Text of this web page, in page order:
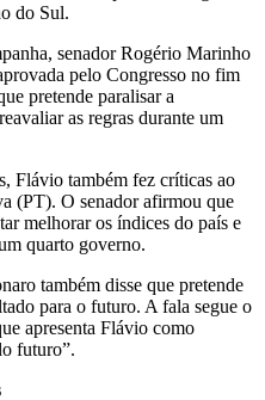
do Sul.
senador Rogério Marinho
pelo Congresso no fim
pretende paralisar a
as regras durante um
Flávio também fez críticas ao
(PT). O senador afirmou que
melhorar os índices do país e
quarto governo.
também disse que pretende
para o futuro. A fala segue o
apresenta Flávio como
futuro”.